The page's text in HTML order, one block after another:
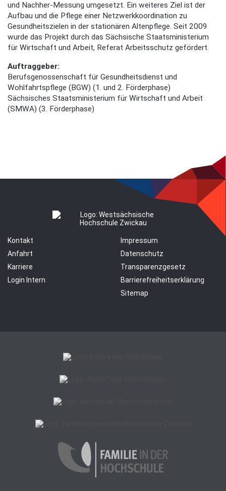
und Nachher-Messung umgesetzt. Ein weiteres Ziel ist der
Aufbau und die Pflege einer Netzwerkkoordination zu
Gesundheitszielen in der stationären Altenpflege. Seit 2009
wurde das Projekt durch das Sächsische Staatsministerium
für Wirtschaft und Arbeit, Referat Arbeitsschutz gefördert.
Auftraggeber:
Berufsgenossenschaft für Gesundheitsdienst und
Wohlfahrtspflege (BGW) (1. und 2. Förderphase)
Sächsisches Staatsministerium für Wirtschaft und Arbeit
(SMWA) (3. Förderphase)
Kontakt
Anfahrt
Karriere
Login Intern
Impressum
Datenschutz
Transparenzgesetz
Barrierefreiheitserklärung
Sitemap